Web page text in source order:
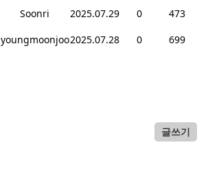
Soonri 2025.07.29 0
473
youngmoonjoo2025.07.28 0 699
글쓰기